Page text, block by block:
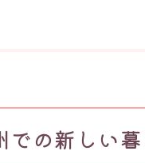
の新しい